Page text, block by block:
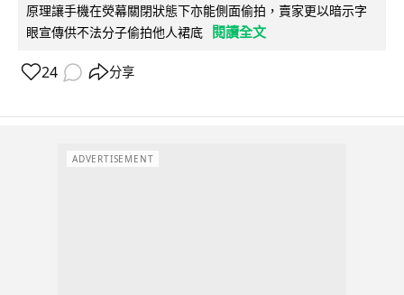
原理讓手機在熒幕關閉狀態下亦能側面偷拍，賣家更以暗示字
眼宣傳供不法分子偷拍他人裙底 閱讀全文
24 分享
ADVERTISEMENT